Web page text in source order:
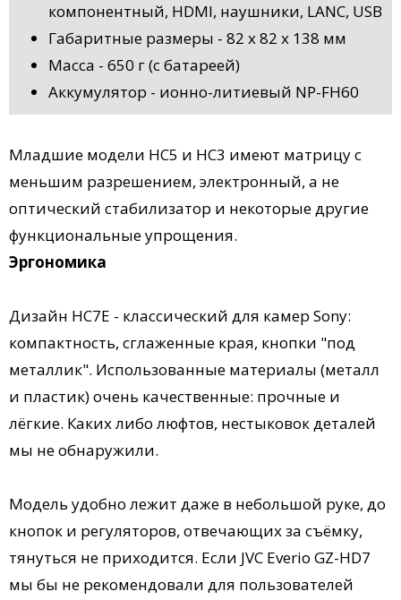
компонентный, HDMI, наушники, LANC, USB
Габаритные размеры - 82 x 82 x 138 мм
Масса - 650 г (с батареей)
Аккумулятор - ионно-литиевый NP-FH60
Младшие модели HC5 и HC3 имеют матрицу с
меньшим разрешением, электронный, а не
оптический стабилизатор и некоторые другие
функциональные упрощения.
Эргономика
Дизайн HC7E - классический для камер Sony:
компактность, сглаженные края, кнопки "под
металлик". Использованные материалы (металл
и пластик) очень качественные: прочные и
лёгкие. Каких либо люфтов, нестыковок деталей
мы не обнаружили.
Модель удобно лежит даже в небольшой руке, до
кнопок и регуляторов, отвечающих за съёмку,
тянуться не приходится. Если JVC Everio GZ-HD7
мы бы не рекомендовали для пользователей